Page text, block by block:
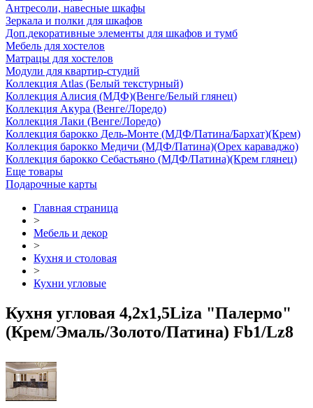
Антресоли, навесные шкафы
Зеркала и полки для шкафов
Доп.декоративные элементы для шкафов и тумб
Мебель для хостелов
Матрацы для хостелов
Модули для квартир-студий
Коллекция Atlas (Белый текстурный)
Коллекция Алисия (МДФ)(Венге/Белый глянец)
Коллекция Акура (Венге/Лоредо)
Коллекция Лаки (Венге/Лоредо)
Коллекция барокко Дель-Монте (МДФ/Патина/Бархат)(Крем)
Коллекция барокко Медичи (МДФ/Патина)(Орех караваджо)
Коллекция барокко Себастьяно (МДФ/Патина)(Крем глянец)
Еще товары
Подарочные карты
Главная страница
>
Мебель и декор
>
Кухня и столовая
>
Кухни угловые
Кухня угловая 4,2х1,5Liza "Палермо"
(Крем/Эмаль/Золото/Патина) Fb1/Lz8